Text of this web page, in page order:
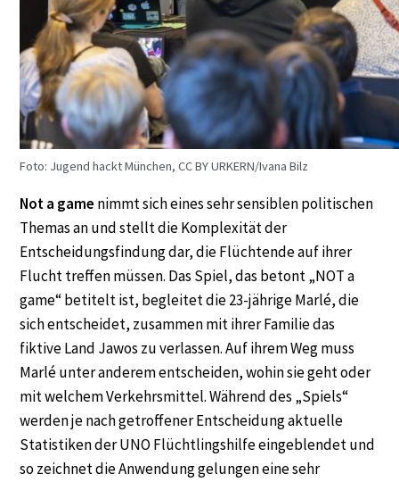
Foto: Jugend hackt München, CC BY URKERN/Ivana Bilz
Not a game nimmt sich eines sehr sensiblen politischen
Themas an und stellt die Komplexität der
Entscheidungsfindung dar, die Flüchtende auf ihrer
Flucht treffen müssen. Das Spiel, das betont „NOT a
game“ betitelt ist, begleitet die 23-jährige Marlé, die
sich entscheidet, zusammen mit ihrer Familie das
fiktive Land Jawos zu verlassen. Auf ihrem Weg muss
Marlé unter anderem entscheiden, wohin sie geht oder
mit welchem Verkehrsmittel. Während des „Spiels“
werden je nach getroffener Entscheidung aktuelle
Statistiken der UNO Flüchtlingshilfe eingeblendet und
so zeichnet die Anwendung gelungen eine sehr